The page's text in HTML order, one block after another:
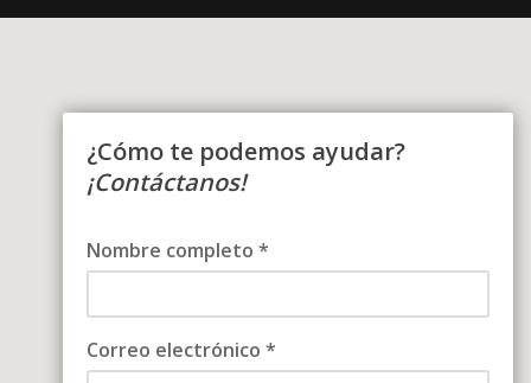
¿Cómo te podemos ayudar?
¡Contáctanos!
Nombre completo *
Correo electrónico *